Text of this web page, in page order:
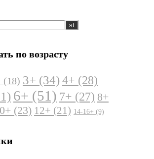
по возрасту
(18) 3+ (34) 4+ (28)
6+ (51) 7+ (27) 8+
(23) 12+ (21) 14-16+ (9)